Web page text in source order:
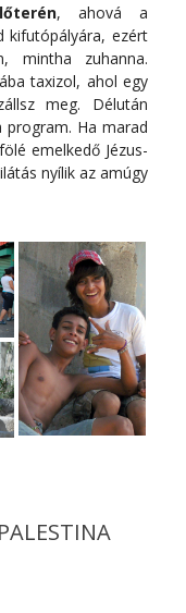
, ahová a
kifutópályára, ezért
mintha zuhanna.
taxizol, ahol egy
meg. Délután
program. Ha marad
emelkedő Jézus-
nyílik az amúgy